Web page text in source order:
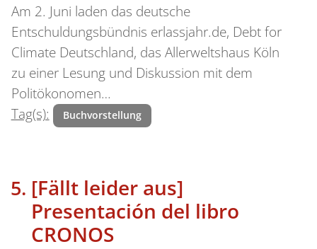
Am 2. Juni laden das deutsche
Entschuldungsbündnis erlassjahr.de, Debt for
Climate Deutschland, das Allerweltshaus Köln
zu einer Lesung und Diskussion mit dem
Politökonomen…
Tag(s):
Buchvorstellung
[Fällt leider aus]
Presentación del libro
CRONOS